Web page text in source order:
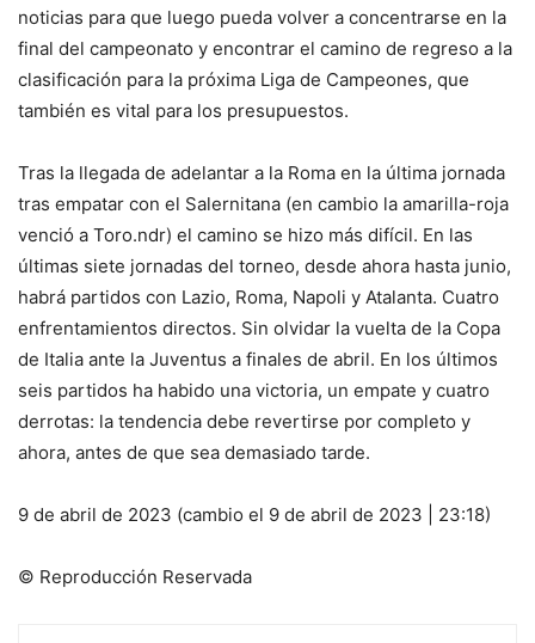
noticias para que luego pueda volver a concentrarse en la
final del campeonato y encontrar el camino de regreso a la
clasificación para la próxima Liga de Campeones, que
también es vital para los presupuestos.
Tras la llegada de adelantar a la Roma en la última jornada
tras empatar con el Salernitana (en cambio la amarilla-roja
venció a Toro.ndr) el camino se hizo más difícil. En las
últimas siete jornadas del torneo, desde ahora hasta junio,
habrá partidos con Lazio, Roma, Napoli y Atalanta. Cuatro
enfrentamientos directos. Sin olvidar la vuelta de la Copa
de Italia ante la Juventus a finales de abril. En los últimos
seis partidos ha habido una victoria, un empate y cuatro
derrotas: la tendencia debe revertirse por completo y
ahora, antes de que sea demasiado tarde.
9 de abril de 2023 (cambio el 9 de abril de 2023 | 23:18)
© Reproducción Reservada